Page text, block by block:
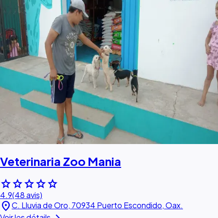
Veterinaria Zoo Mania
starstarstarstarstar
4.9(48 avis)
location_onC. Lluvia de Oro, 70934 Puerto Escondido, Oax.